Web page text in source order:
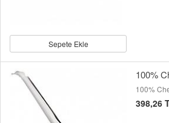
Sepete Ekle
100%
100%
398,26